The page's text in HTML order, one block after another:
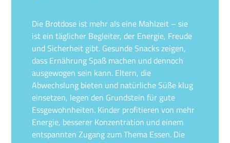
Die Brotdose ist mehr als eine Mahlzeit – sie
ist ein täglicher Begleiter, der Energie, Freude
und Sicherheit gibt. Gesunde Snacks zeigen,
dass Ernährung Spaß machen und dennoch
ausgewogen sein kann. Eltern, die
Abwechslung bieten und natürliche Süße klug
einsetzen, legen den Grundstein für gute
Essgewohnheiten. Kinder profitieren von mehr
Energie, besserer Konzentration und einem
entspannten Zugang zum Thema Essen. Die